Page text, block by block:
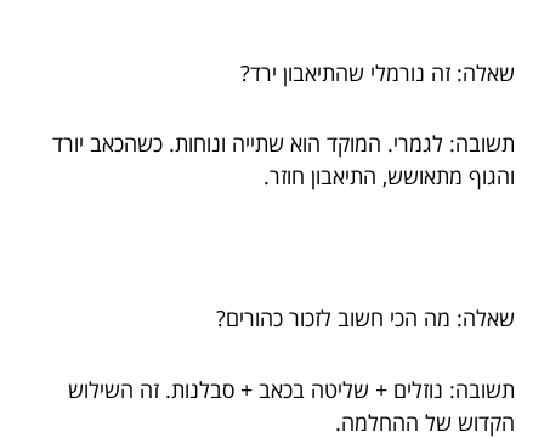
שאלה: זה נורמלי שהתיאבון ירד?
תשובה: לגמרי. המוקד הוא שתייה ונוחות. כשהכאב יורד
והגוף מתאושש, התיאבון חוזר.
שאלה: מה הכי חשוב לזכור כהורים?
תשובה: נוזלים + שליטה בכאב + סבלנות. זה השילוש
הקדוש של ההחלמה.